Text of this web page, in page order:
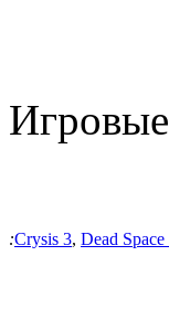
:Crysis 3, Dead Space